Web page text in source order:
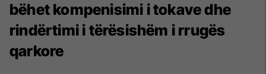
bëhet kompenisimi i tokave dhe
rindërtimi i tërësishëm i rrugës
qarkore